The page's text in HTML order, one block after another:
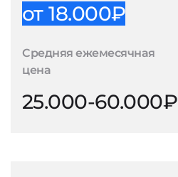
от 18.000₽
Средняя ежемесячная
цена
25.000-60.000₽